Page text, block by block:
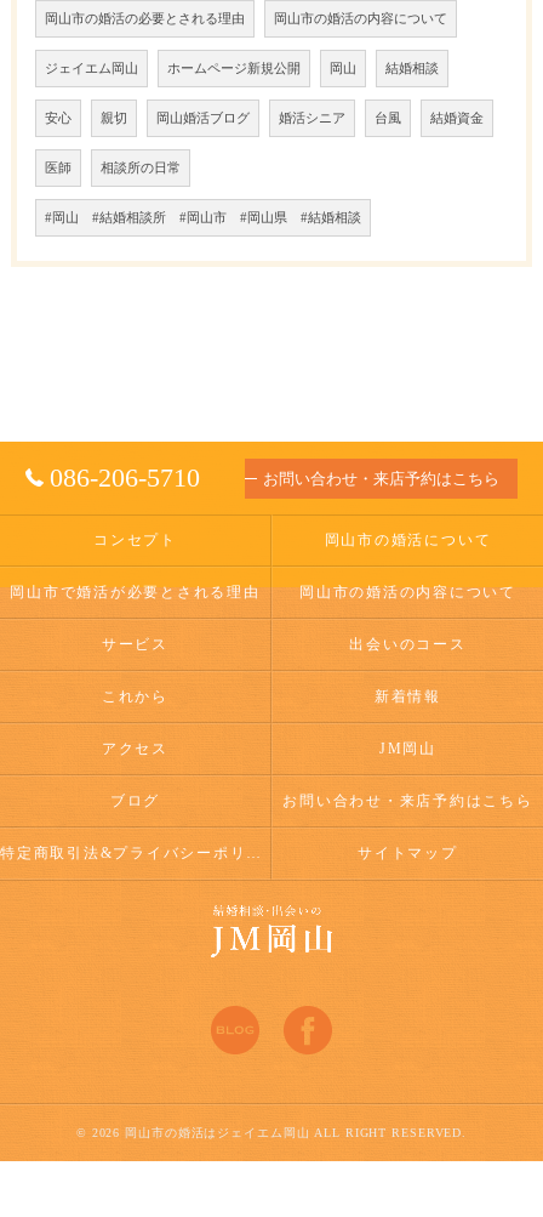
岡山市の婚活の必要とされる理由 岡山市の婚活の内容について
ジェイエム岡山 ホームページ新規公開 岡山 結婚相談
安心 親切 岡山婚活ブログ 婚活シニア 台風 結婚資金
医師 相談所の日常
#岡山 #結婚相談所 #岡山市 #岡山県 #結婚相談
086-206-5710 お問い合わせ・来店予約はこちら
コンセプト 岡山市の婚活について
岡山市で婚活が必要とされる理由 岡山市の婚活の内容について
サービス 出会いのコース
これから 新着情報
アクセス JM岡山
ブログ お問い合わせ・来店予約はこちら
特定商取引法&プライバシーポリシー サイトマップ
© 2026 岡山市の婚活はジェイエム岡山 ALL RIGHT RESERVED.